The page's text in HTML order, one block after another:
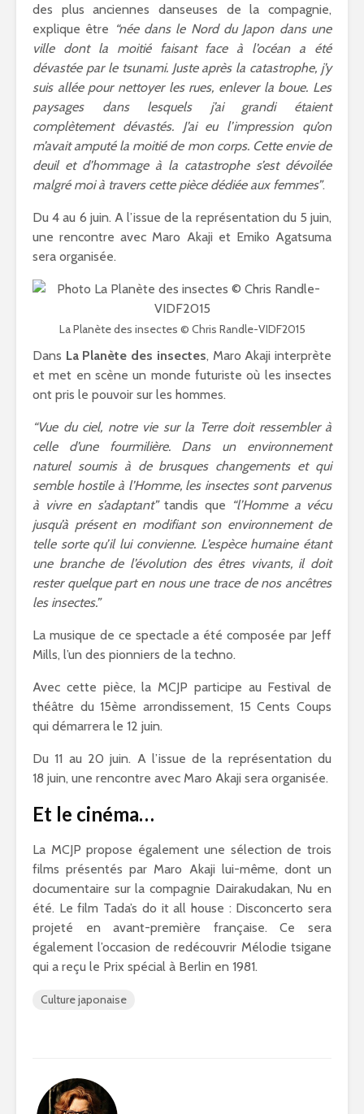
des plus anciennes danseuses de la compagnie,
explique être “née dans le Nord du Japon dans une
ville dont la moitié faisant face à l’océan a été
dévastée par le tsunami. Juste après la catastrophe, j’y
suis allée pour nettoyer les rues, enlever la boue. Les
paysages dans lesquels j’ai grandi étaient
complètement dévastés. J’ai eu l’impression qu’on
m’avait amputé la moitié de mon corps. Cette envie de
deuil et d’hommage à la catastrophe s’est dévoilée
malgré moi à travers cette pièce dédiée aux femmes”.
Du 4 au 6 juin. A l’issue de la représentation du 5 juin,
une rencontre avec Maro Akaji et Emiko Agatsuma
sera organisée.
La Planète des insectes © Chris Randle-VIDF2015
Dans La Planète des insectes, Maro Akaji interprète
et met en scène un monde futuriste où les insectes
ont pris le pouvoir sur les hommes.
“Vue du ciel, notre vie sur la Terre doit ressembler à
celle d’une fourmilière. Dans un environnement
naturel soumis à de brusques changements et qui
semble hostile à l’Homme, les insectes sont parvenus
à vivre en s’adaptant”tandis que “l’Homme a vécu
jusqu’à présent en modifiant son environnement de
telle sorte qu’il lui convienne. L’espèce humaine étant
une branche de l’évolution des êtres vivants, il doit
rester quelque part en nous une trace de nos ancêtres
les insectes.”
La musique de ce spectacle a été composée par Jeff
Mills, l’un des pionniers de la techno.
Avec cette pièce, la MCJP participe au Festival de
théâtre du 15ème arrondissement, 15 Cents Coups
qui démarrera le 12 juin.
Du 11 au 20 juin. A l’issue de la représentation du
18 juin, une rencontre avec Maro Akaji sera organisée.
Et le cinéma…
La MCJP propose également une sélection de trois
films présentés par Maro Akaji lui-même, dont un
documentaire sur la compagnie Dairakudakan, Nu en
été. Le film Tada’s do it all house : Disconcerto sera
projeté en avant-première française. Ce sera
également l’occasion de redécouvrir Mélodie tsigane
qui a reçu le Prix spécial à Berlin en 1981.
Culture japonaise